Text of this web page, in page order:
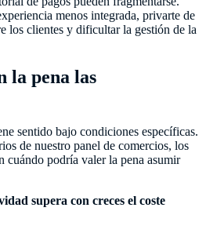
menos integrada, privarte de
los clientes y dificultar la gestión de la
la pena las
sentido bajo condiciones específicas.
de nuestro panel de comercios, los
cuándo podría valer la pena asumir
supera con creces el coste